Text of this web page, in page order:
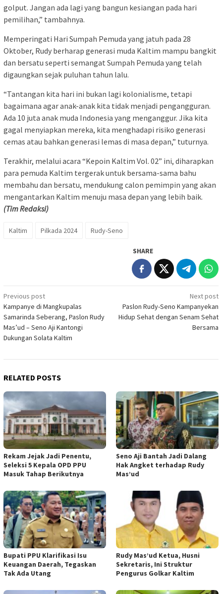
golput. Jangan ada lagi yang bangun kesiangan pada hari
pemilihan,” tambahnya.
Memperingati Hari Sumpah Pemuda yang jatuh pada 28
Oktober, Rudy berharap generasi muda Kaltim mampu bangkit
dan bersatu seperti semangat Sumpah Pemuda yang telah
digaungkan sejak puluhan tahun lalu.
“Tantangan kita hari ini bukan lagi kolonialisme, tetapi
bagaimana agar anak-anak kita tidak menjadi pengangguran.
Ada 10 juta anak muda Indonesia yang menganggur. Jika kita
gagal menyiapkan mereka, kita menghadapi risiko generasi
cemas atau bahkan generasi lemas di masa depan,” tuturnya.
Terakhir, melalui acara “Kepoin Kaltim Vol. 02” ini, diharapkan
para pemuda Kaltim tergerak untuk bersama-sama bahu
membahu dan bersatu, mendukung calon pemimpin yang akan
mengantarkan Kaltim menuju masa depan yang lebih baik.
(Tim Redaksi)
Kaltim Pilkada 2024 Rudy-Seno
SHARE
Post
navigation
Previous post
Kampanye di Mangkupalas
Samarinda Seberang, Paslon Rudy
Mas’ud – Seno Aji Kantongi
Dukungan Solata Kaltim
Next post
Paslon Rudy-Seno Kampanyekan
Hidup Sehat dengan Senam Sehat
Bersama
RELATED POSTS
Rekam Jejak Jadi Penentu,
Seleksi 5 Kepala OPD PPU
Masuk Tahap Berikutnya
Seno Aji Bantah Jadi Dalang
Hak Angket terhadap Rudy
Mas’ud
Bupati PPU Klarifikasi Isu
Keuangan Daerah, Tegaskan
Tak Ada Utang
Rudy Mas’ud Ketua, Husni
Sekretaris, Ini Struktur
Pengurus Golkar Kaltim